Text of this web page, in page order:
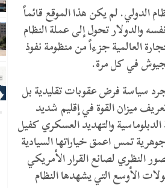
الدولي. لم يكن هذا الموقع قائماً
والدولار تحول إلى عملة النظام
العالمية جزءاً من منظومة نفوذ
في كل مرة.
سياسة فرض عقوبات تقليدية بل
ميزان القوة في إقليم شديد
والتهديد العسكري كفيل
تمس اعمق خياراتها السيادية
النظري لصانع القرار الأمريكي
الأوسع التي يشهدها النظام